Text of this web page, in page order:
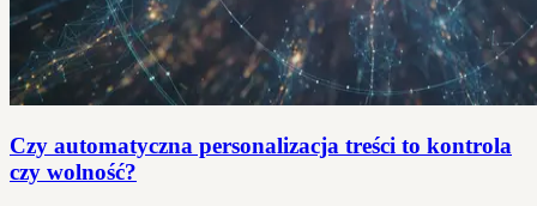
Czy automatyczna personalizacja treści to kontrola
czy wolność?